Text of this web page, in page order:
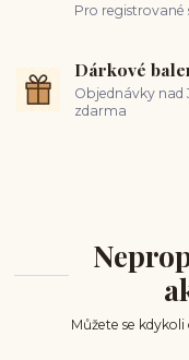
Pro registrované
Dárkové
Objednávky nad
zdarma
Můžete se